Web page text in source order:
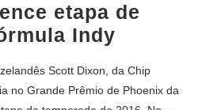
etapa de
Indy
Scott Dixon, da Chip
no Grande Prêmio de Phoenix da